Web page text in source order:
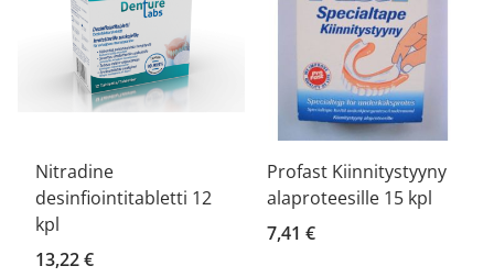
Nitradine
desinfiointitabletti 12
kpl
13,22 €
Profast Kiinnitystyyny
alaproteesille 15 kpl
7,41 €